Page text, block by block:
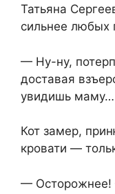
Татьяна
сильнее любых
— Ну-ну,
доставая
увидишь маму…
Кот замер,
кровати —
— Осторожнее!